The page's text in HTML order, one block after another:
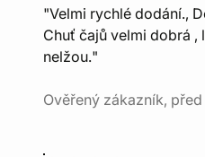
"Velmi rychlé dodání.,
Chuť čajů velmi dobrá
nelžou."
Ověřený zákazník,